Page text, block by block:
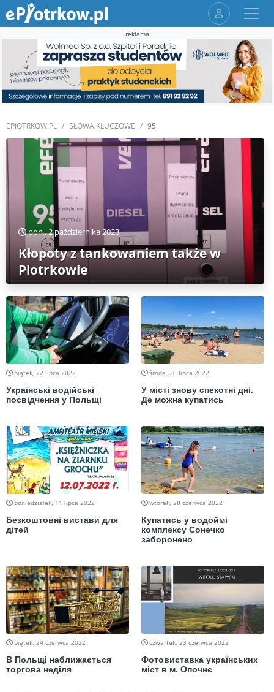
reklama
EPIOTRKOW.PL SŁOWA KLUCZOWE 95
pon., 2 października 2023
Kłopoty z tankowaniem także w
Piotrkowie
piątek, 22 lipca 2022
Українські водійські
посвідчення у Польщі
środa, 20 lipca 2022
У місті знову спекотні дні.
Де можна купатись
poniedziałek, 11 lipca 2022
Безкоштовні вистави для
дітей
wtorek, 28 czerwca 2022
Купатись у водоймі
комплексу Сонечко
заборонено
piątek, 24 czerwca 2022
В Польщі наближається
торгова неділя
czwartek, 23 czerwca 2022
Фотовиставка українських
міст в м. Опочнє